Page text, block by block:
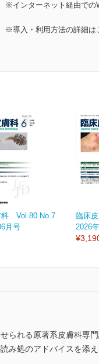
※インターネット経由での
※導入・利用方法の詳細は
科 Vol.80 No.7
月号
臨床
2026
られる原著系皮膚科専
み処のアドバイスを添